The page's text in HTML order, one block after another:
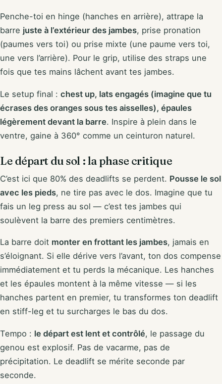
Penche-toi en hinge (hanches en arrière), attrape la
barre juste à l’extérieur des jambes, prise pronation
(paumes vers toi) ou prise mixte (une paume vers toi,
une vers l’arrière). Pour le grip, utilise des straps une
fois que tes mains lâchent avant tes jambes.
Le setup final : chest up, lats engagés (imagine que tu
écrases des oranges sous tes aisselles), épaules
légèrement devant la barre. Inspire à plein dans le
ventre, gaine à 360° comme un ceinturon naturel.
Le départ du sol : la phase critique
C’est ici que 80% des deadlifts se perdent. Pousse le sol
avec les pieds, ne tire pas avec le dos. Imagine que tu
fais un leg press au sol — c’est tes jambes qui
soulèvent la barre des premiers centimètres.
La barre doit monter en frottant les jambes, jamais en
s’éloignant. Si elle dérive vers l’avant, ton dos compense
immédiatement et tu perds la mécanique. Les hanches
et les épaules montent à la même vitesse — si les
hanches partent en premier, tu transformes ton deadlift
en stiff-leg et tu surcharges le bas du dos.
Tempo : le départ est lent et contrôlé, le passage du
genou est explosif. Pas de vacarme, pas de
précipitation. Le deadlift se mérite seconde par
seconde.